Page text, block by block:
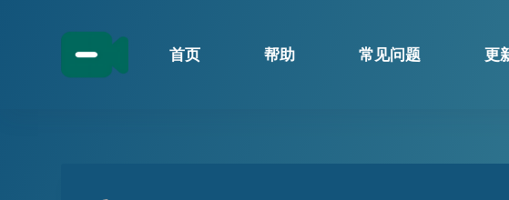
首页 帮助 常见问题 更